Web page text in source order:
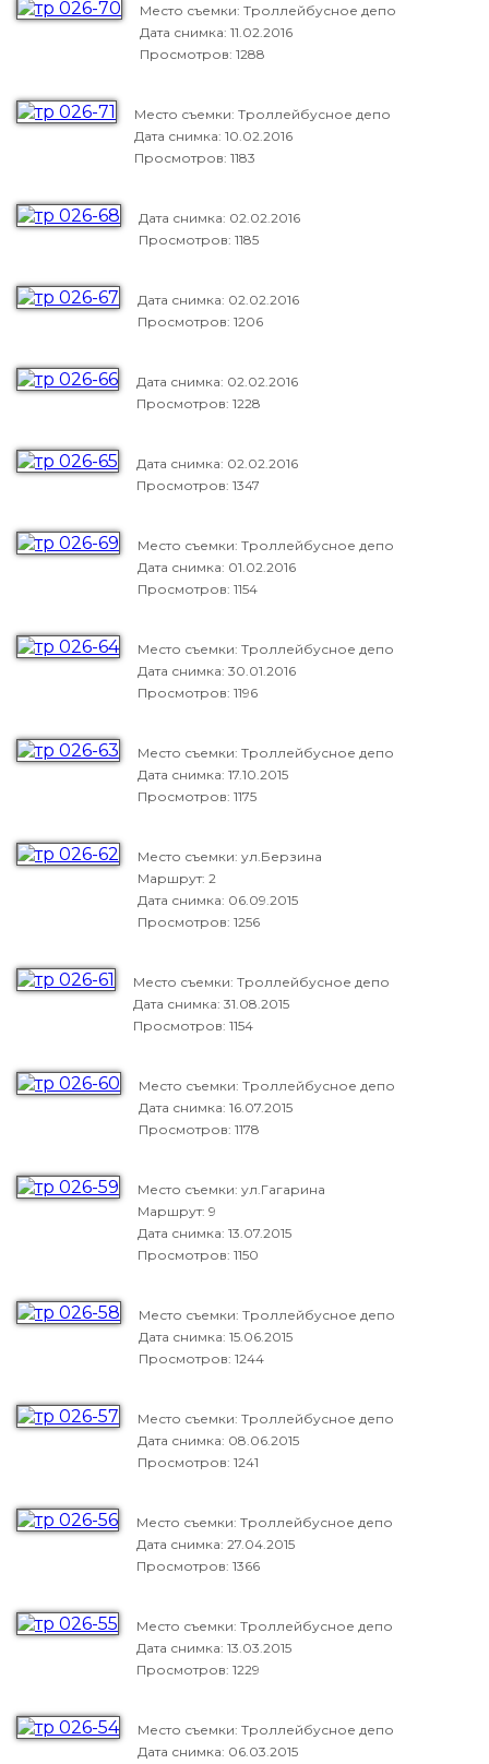
Место съемки: Троллейбусное депо
Дата снимка: 11.02.2016
Просмотров: 1288
Место съемки: Троллейбусное депо
Дата снимка: 10.02.2016
Просмотров: 1183
Дата снимка: 02.02.2016
Просмотров: 1185
Дата снимка: 02.02.2016
Просмотров: 1206
Дата снимка: 02.02.2016
Просмотров: 1228
Дата снимка: 02.02.2016
Просмотров: 1347
Место съемки: Троллейбусное депо
Дата снимка: 01.02.2016
Просмотров: 1154
Место съемки: Троллейбусное депо
Дата снимка: 30.01.2016
Просмотров: 1196
Место съемки: Троллейбусное депо
Дата снимка: 17.10.2015
Просмотров: 1175
Место съемки: ул.Берзина
Маршрут: 2
Дата снимка: 06.09.2015
Просмотров: 1256
Место съемки: Троллейбусное депо
Дата снимка: 31.08.2015
Просмотров: 1154
Место съемки: Троллейбусное депо
Дата снимка: 16.07.2015
Просмотров: 1178
Место съемки: ул.Гагарина
Маршрут: 9
Дата снимка: 13.07.2015
Просмотров: 1150
Место съемки: Троллейбусное депо
Дата снимка: 15.06.2015
Просмотров: 1244
Место съемки: Троллейбусное депо
Дата снимка: 08.06.2015
Просмотров: 1241
Место съемки: Троллейбусное депо
Дата снимка: 27.04.2015
Просмотров: 1366
Место съемки: Троллейбусное депо
Дата снимка: 13.03.2015
Просмотров: 1229
Место съемки: Троллейбусное депо
Дата снимка: 06.03.2015